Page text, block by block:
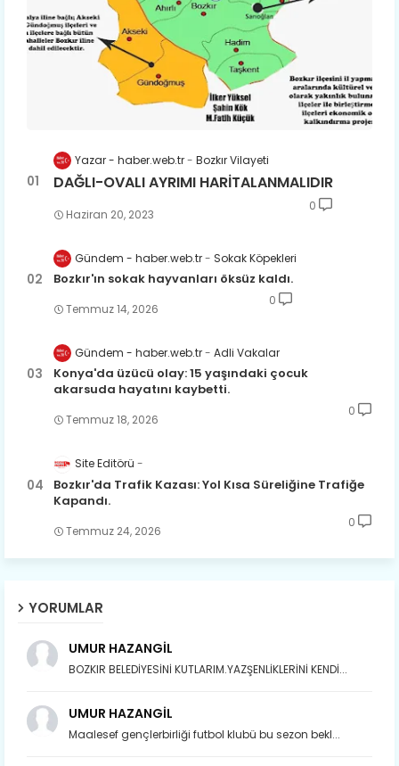
Yazar - haber.web.tr Bozkır Vilayeti
DAĞLI-OVALI AYRIMI HARİTALANMALIDIR
Haziran 20, 2023
0
Gündem - haber.web.tr Sokak Köpekleri
Bozkır'ın sokak hayvanları öksüz kaldı.
Temmuz 14, 2026
0
Gündem - haber.web.tr Adli Vakalar
Konya'da üzücü olay: 15 yaşındaki çocuk
akarsuda hayatını kaybetti.
Temmuz 18, 2026
0
Site Editörü
Bozkır'da Trafik Kazası: Yol Kısa Süreliğine Trafiğe
Kapandı.
Temmuz 24, 2026
0
YORUMLAR
UMUR HAZANGİL
BOZKIR BELEDİYESİNİ KUTLARIM.YAZŞENLİKLERİNİ KENDİ...
UMUR HAZANGİL
Maalesef gençlerbirliği futbol klubü bu sezon bekl...